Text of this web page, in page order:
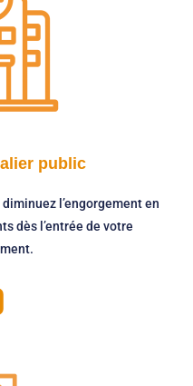
public
l’engorgement en
dès l’entrée de votre